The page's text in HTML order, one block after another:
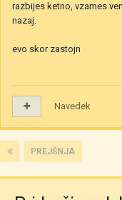
razbijes ketno, vzames
nazaj.
evo skor zastojn
Navedek
PREJŠNJA